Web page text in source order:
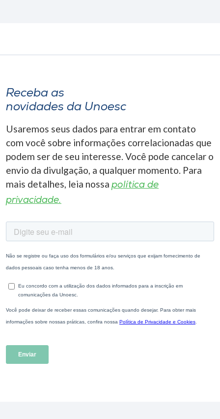
Receba as
novidades da Unoesc
Usaremos seus dados para entrar em contato
com você sobre informações correlacionadas que
podem ser de seu interesse. Você pode cancelar o
envio da divulgação, a qualquer momento. Para
mais detalhes, leia nossa política de
privacidade.